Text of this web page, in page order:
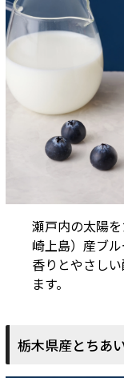
瀬戸内の太陽
崎上島）産ブ
香りとやさし
ます。
栃木県産とちあ